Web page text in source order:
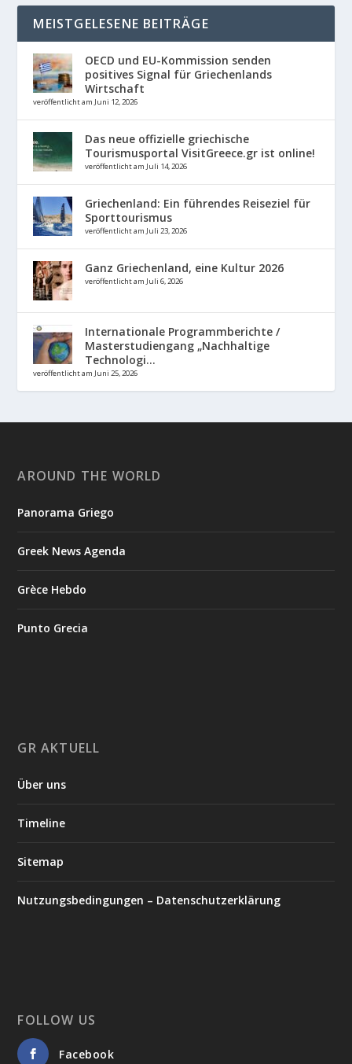
MEISTGELESENE BEITRÄGE
OECD und EU-Kommission senden
positives Signal für Griechenlands
Wirtschaft
veröffentlicht am Juni 12, 2026
Das neue offizielle griechische
Tourismusportal VisitGreece.gr ist online!
veröffentlicht am Juli 14, 2026
Griechenland: Ein führendes Reiseziel für
Sporttourismus
veröffentlicht am Juli 23, 2026
Ganz Griechenland, eine Kultur 2026
veröffentlicht am Juli 6, 2026
Internationale Programmberichte /
Masterstudiengang „Nachhaltige
Technologi...
veröffentlicht am Juni 25, 2026
AROUND THE WORLD
Panorama Griego
Greek News Agenda
Grèce Hebdo
Punto Grecia
GR AKTUELL
Über uns
Timeline
Sitemap
Nutzungsbedingungen – Datenschutzerklärung
FOLLOW US
Facebook